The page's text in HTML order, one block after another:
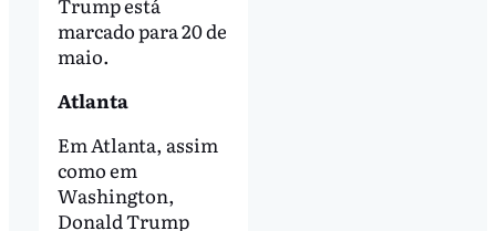
marcado para 20 de
maio.
Atlanta
Em Atlanta, assim
como em
Washington,
Donald Trump